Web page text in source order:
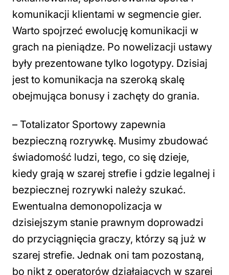
komunikacji klientami w segmencie gier.
Warto spojrzeć ewolucję komunikacji w
grach na pieniądze. Po nowelizacji ustawy
były prezentowane tylko logotypy. Dzisiaj
jest to komunikacja na szeroką skalę
obejmująca bonusy i zachęty do grania.
– Totalizator Sportowy zapewnia
bezpieczną rozrywkę. Musimy zbudować
świadomość ludzi, tego, co się dzieje,
kiedy grają w szarej strefie i gdzie legalnej i
bezpiecznej rozrywki należy szukać.
Ewentualna demonopolizacja w
dzisiejszym stanie prawnym doprowadzi
do przyciągnięcia graczy, którzy są już w
szarej strefie. Jednak oni tam pozostaną,
bo nikt z operatorów działających w szarej